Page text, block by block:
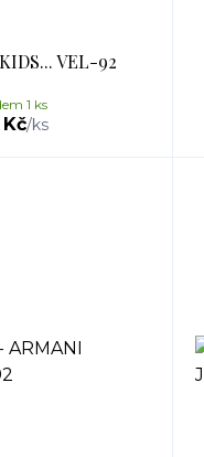
VEL-92
Kč/ks
1 ks